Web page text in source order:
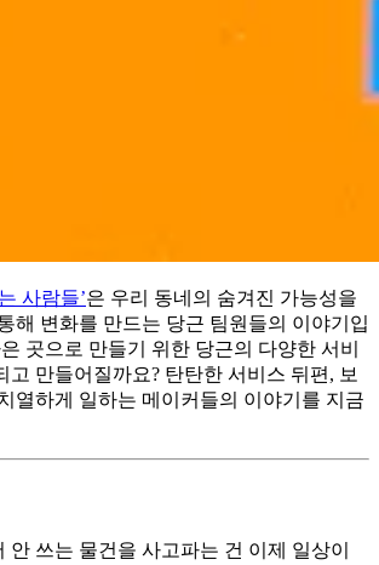
사람들’은 우리 동네의 숨겨진 가능성을
해 변화를 만드는 당근 팀원들의 이야기입
곳으로 만들기 위한 당근의 다양한 서비
고 만들어질까요? 탄탄한 서비스 뒤편, 보
열하게 일하는 메이커들의 이야기를 지금
안 쓰는 물건을 사고파는 건 이제 일상이